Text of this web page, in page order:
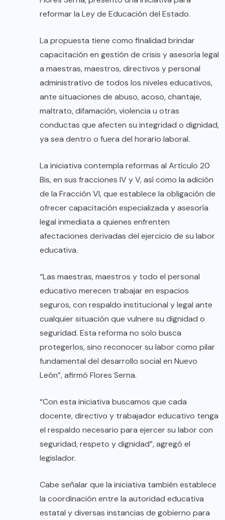
reformar la Ley de Educación del Estado.
La propuesta tiene como finalidad brindar
capacitación en gestión de crisis y asesoría legal
a maestras, maestros, directivos y personal
administrativo de todos los niveles educativos,
ante situaciones de abuso, acoso, chantaje,
maltrato, difamación, violencia u otras
conductas que afecten su integridad o dignidad,
ya sea dentro o fuera del horario laboral.
La iniciativa contempla reformas al Artículo 20
Bis, en sus fracciones IV y V, así como la adición
de la Fracción VI, que establece la obligación de
ofrecer capacitación especializada y asesoría
legal inmediata a quienes enfrenten
afectaciones derivadas del ejercicio de su labor
educativa.
“Las maestras, maestros y todo el personal
educativo merecen trabajar en espacios
seguros, con respaldo institucional y legal ante
cualquier situación que vulnere su dignidad o
seguridad. Esta reforma no solo busca
protegerlos, sino reconocer su labor como pilar
fundamental del desarrollo social en Nuevo
León”, afirmó Flores Serna.
“Con esta iniciativa buscamos que cada
docente, directivo y trabajador educativo tenga
el respaldo necesario para ejercer su labor con
seguridad, respeto y dignidad”, agregó el
legislador.
Cabe señalar que la iniciativa también establece
la coordinación entre la autoridad educativa
estatal y diversas instancias de gobierno para